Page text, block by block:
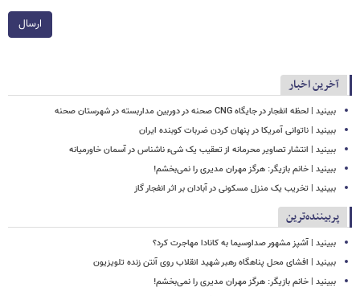
ارسال
آخرین اخبار
ببینید | لحظه انفجار در جایگاه CNG صحنه در دوربین مداربسته در شهرستان صحنه
‏ببینید | ناتوانی آمریکا در پنهان کردن ضربات کوبنده ایران
ببینید | انتشار تصاویر محرمانه از تعقیب یک شیء ناشناس در آسمان خاورمیانه
ببینید | خانم بازیگر: هرگز مهران مدیری را نمی‌بخشم!
ببینید | تخریب یک منزل مسکونی در آبادان بر اثر انفجار گاز
پربیننده‌ترین
ببینید | آشپز مشهور صداوسیما به کانادا مهاجرت کرد؟
ببینید | افشای محل پناهگاه‌ رهبر شهید انقلاب روی آنتن زنده تلویزیون
ببینید | خانم بازیگر: هرگز مهران مدیری را نمی‌بخشم!